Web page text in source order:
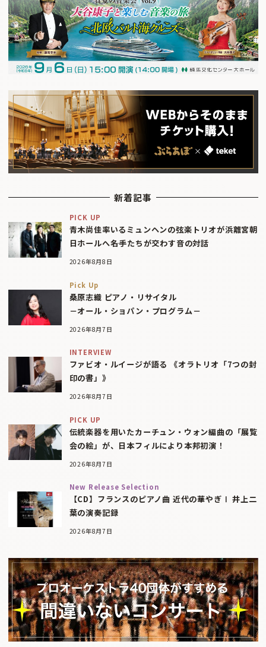
新着記事
PICK UP
青木尚佳率いるミュンヘンの弦楽トリオが浜離宮朝
日ホールへ――名手たちが交わす音の対話
2026年8月8日
Pick Up
桑原志織 ピアノ・リサイタル
－オール・ショパン・プログラム－
2026年8月7日
INTERVIEW
ファビオ・ルイージが語る 《オラトリオ「7つの封
印の書」》
2026年8月7日
PICK UP
伝統楽器を用いたカーチュン・ウォン編曲の「展覧
会の絵」が、日本フィルにより本邦初演！
2026年8月7日
New Release Selection
【CD】フランスのピアノ曲 近代の華やぎⅠ 井上二
葉の演奏記録
2026年8月7日